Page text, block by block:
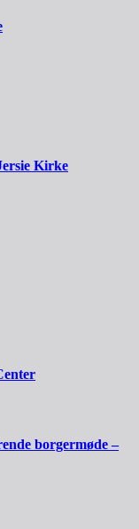
Kirke
borgermøde –